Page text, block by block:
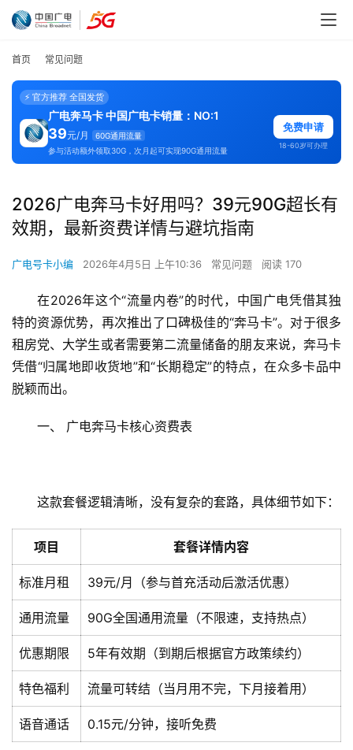
首页 常见问题
⚡ 官方推荐 全国发货
广电奔马卡 中国广电卡销量：NO:1
39元/月
60G通用流量
参与活动额外领取30G，次月起可实现90G通用流量
免费申请
18-60岁可办理
2026广电奔马卡好用吗？39元90G超长有
效期，最新资费详情与避坑指南
广电号卡小编 2026年4月5日 上午10:36 常见问题 阅读 170
在2026年这个“流量内卷”的时代，中国广电凭借其独
特的资源优势，再次推出了口碑极佳的“奔马卡”。对于很多
租房党、大学生或者需要第二流量储备的朋友来说，奔马卡
凭借“归属地即收货地”和“长期稳定”的特点，在众多卡品中
脱颖而出。
一、 广电奔马卡核心资费表
这款套餐逻辑清晰，没有复杂的套路，具体细节如下：
项目 套餐详情内容
标准月租 39元/月（参与首充活动后激活优惠）
通用流量 90G全国通用流量（不限速，支持热点）
优惠期限 5年有效期（到期后根据官方政策续约）
特色福利 流量可转结（当月用不完，下月接着用）
语音通话 0.15元/分钟，接听免费